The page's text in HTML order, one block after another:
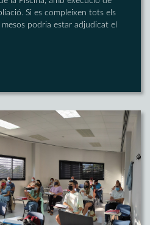
Si es compleixen tots els
podria estar adjudicat el